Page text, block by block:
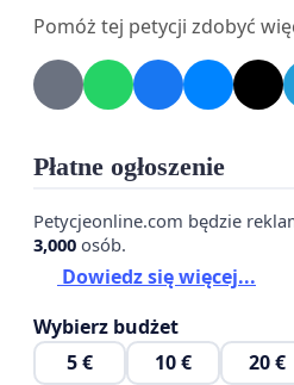
położonej w pobliżu tej
Przemysłowej, co miałoby
gospodarkę całego regionu.
Prezesa Zarządu PKP
oraz Pana Wojciecha
Województwa
kolei. Liczymy na
Pomóż tej petycji zdobyć
Płatne ogłoszenie
Petycjeonline.com będzie
3,000 osób.
Dowiedz się więcej...
Wybierz budżet
5 €
10 € 20 €